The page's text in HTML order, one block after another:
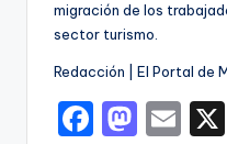
migración de los
sector turismo.
Redacción | El Portal de
F
M E